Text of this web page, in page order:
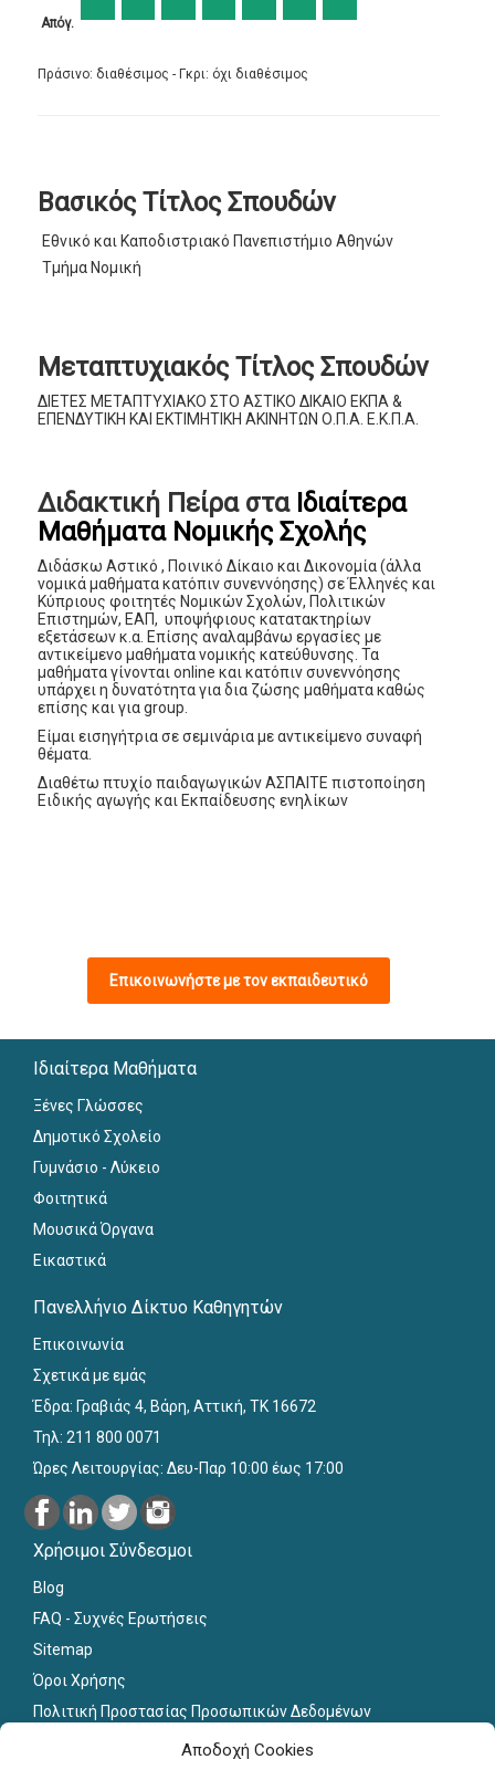
Αποδοχή Cookies
Απόγ.
Πράσινο: διαθέσιμος - Γκρι: όχι διαθέσιμος
Βασικός Τίτλος Σπουδών
Εθνικό και Καποδιστριακό Πανεπιστήμιο Αθηνών
Τμήμα Νομική
Μεταπτυχιακός Τίτλος Σπουδών
ΔΙΕΤΕΣ ΜΕΤΑΠΤΥΧΙΑΚΟ ΣΤΟ ΑΣΤΙΚΟ ΔΙΚΑΙΟ ΕΚΠΑ &
ΕΠΕΝΔΥΤΙΚΗ ΚΑΙ ΕΚΤΙΜΗΤΙΚΗ ΑΚΙΝΗΤΩΝ Ο.Π.Α. Ε.Κ.Π.Α.
Διδακτική Πείρα στα Ιδιαίτερα
Μαθήματα Νομικής Σχολής
Διδάσκω Αστικό , Ποινικό Δίκαιο και Δικονομία (άλλα
νομικά μαθήματα κατόπιν συνεννόησης) σε Έλληνές και
Κύπριους φοιτητές Νομικών Σχολών, Πολιτικών
Επιστημών, ΕΑΠ, υποψήφιους κατατακτηρίων
εξετάσεων κ.α. Επίσης αναλαμβάνω εργασίες με
αντικείμενο μαθήματα νομικής κατεύθυνσης. Τα
μαθήματα γίνονται online και κατόπιν συνεννόησης
υπάρχει η δυνατότητα για δια ζώσης μαθήματα καθώς
επίσης και για group.
Είμαι εισηγήτρια σε σεμινάρια με αντικείμενο συναφή
θέματα.
Διαθέτω πτυχίο παιδαγωγικών ΑΣΠΑΙΤΕ πιστοποίηση
Ειδικής αγωγής και Εκπαίδευσης ενηλίκων
Επικοινωνήστε με τον εκπαιδευτικό
Ιδιαίτερα Μαθήματα
Ξένες Γλώσσες
Δημοτικό Σχολείο
Γυμνάσιο - Λύκειο
Φοιτητικά
Μουσικά Όργανα
Εικαστικά
Πανελλήνιο Δίκτυο Καθηγητών
Επικοινωνία
Σχετικά με εμάς
Έδρα: Γραβιάς 4, Βάρη, Αττική, ΤΚ 16672
Τηλ: 211 800 0071
Ώρες Λειτουργίας: Δευ-Παρ 10:00 έως 17:00
Χρήσιμοι Σύνδεσμοι
Blog
FAQ - Συχνές Ερωτήσεις
Sitemap
Όροι Χρήσης
Πολιτική Προστασίας Προσωπικών Δεδομένων